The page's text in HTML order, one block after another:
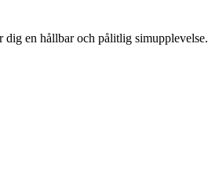
en hållbar och pålitlig simupplevelse.